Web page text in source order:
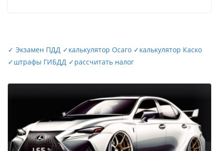
✓ Экзамен ПДД ✓калькулятор Осаго ✓калькулятор Каско
✓штрафы ГИБДД ✓рассчитать налог